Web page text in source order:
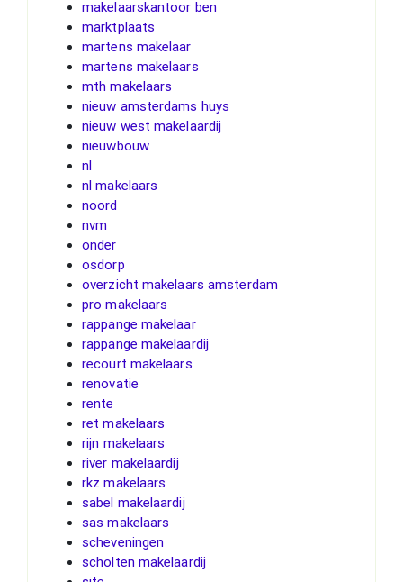
makelaarskantoor ben
marktplaats
martens makelaar
martens makelaars
mth makelaars
nieuw amsterdams huys
nieuw west makelaardij
nieuwbouw
nl
nl makelaars
noord
nvm
onder
osdorp
overzicht makelaars amsterdam
pro makelaars
rappange makelaar
rappange makelaardij
recourt makelaars
renovatie
rente
ret makelaars
rijn makelaars
river makelaardij
rkz makelaars
sabel makelaardij
sas makelaars
scheveningen
scholten makelaardij